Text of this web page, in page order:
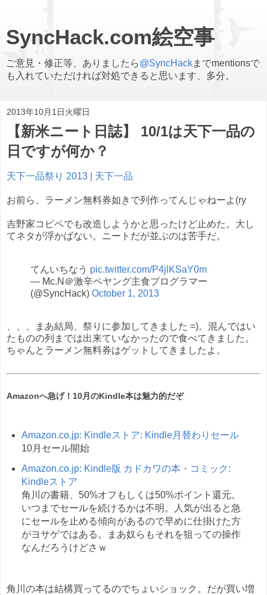
SyncHack.com絵空事
ご意見・修正等、ありましたら@SyncHackまでmentionsで
も入れていただければ対処できると思います、多分。
2013年10月1日火曜日
【新米ニート日誌】 10/1は天下一品の
日ですが何か？
天下一品祭り 2013 | 天下一品
お前ら、ラーメン無料券如きで列作ってんじゃねーよ(ry
吉野家コピペでも改造しようかと思ったけど止めた。大し
てネタが浮かばない。ニートだが並ぶのは苦手だ。
てんいちなう pic.twitter.com/P4jlKSaY0m
— Mc.N＠激辛ペヤング主食プログラマー
(@SyncHack) October 1, 2013
、、、まあ結局、祭りに参加してきました =)。混んではい
たものの列までは出来ていなかったので食べてきました。
ちゃんとラーメン無料券はゲットしてきましたよ。
Amazonへ急げ！10月のKindle本は魅力的だぞ
Amazon.co.jp: Kindleストア: Kindle月替わりセール
10月セール開始
Amazon.co.jp: Kindle版 カドカワの本・コミック:
Kindleストア
角川の書籍、50%オフもしくは50%ポイント還元。
いつまでセールを続けるかは不明。人気が出ると急
にセールを止める傾向があるので早めに仕掛けた方
がヨサゲではある。まあ奴らもそれを狙っての操作
なんだろうけどさｗ
角川の本は結構買ってるのでちょいショック。だが買い増